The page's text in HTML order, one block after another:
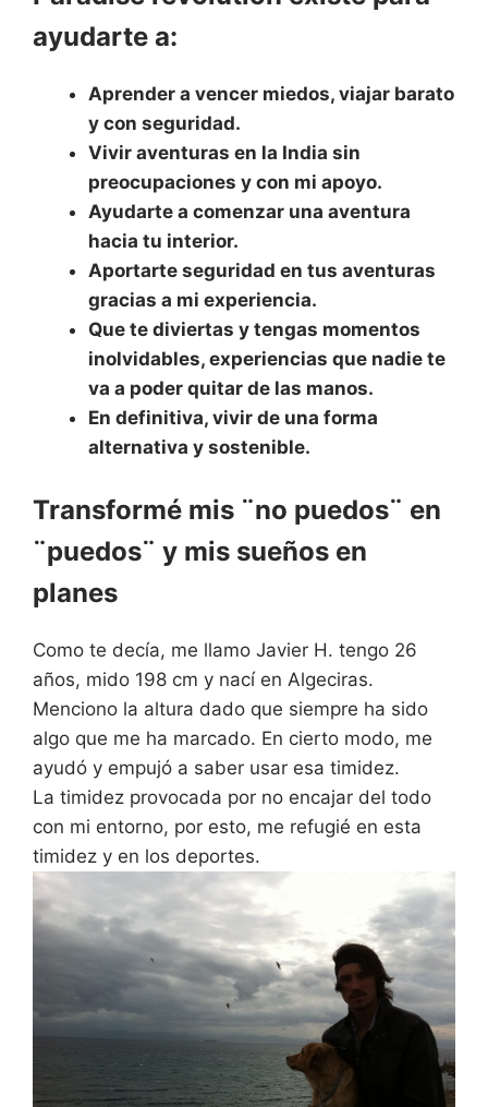
ayudarte a:
Aprender a vencer miedos, viajar barato
y con seguridad.
Vivir aventuras en la India sin
preocupaciones y con mi apoyo.
Ayudarte a comenzar una aventura
hacia tu interior.
Aportarte seguridad en tus aventuras
gracias a mi experiencia.
Que te diviertas y tengas momentos
inolvidables, experiencias que nadie te
va a poder quitar de las manos.
En definitiva, vivir de una forma
alternativa y sostenible.
Transformé mis ¨no puedos¨ en
¨puedos¨ y mis sueños en
planes
Como te decía, me llamo Javier H. tengo 26
años, mido 198 cm y nací en Algeciras.
Menciono la altura dado que siempre ha sido
algo que me ha marcado. En cierto modo, me
ayudó y empujó a saber usar esa timidez.
La timidez provocada por no encajar del todo
con mi entorno, por esto, me refugié en esta
timidez y en los deportes.